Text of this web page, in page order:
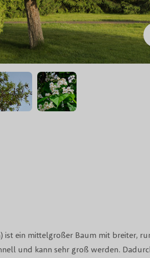
ist ein mittelgroßer Baum mit breiter,
und kann sehr groß werden.